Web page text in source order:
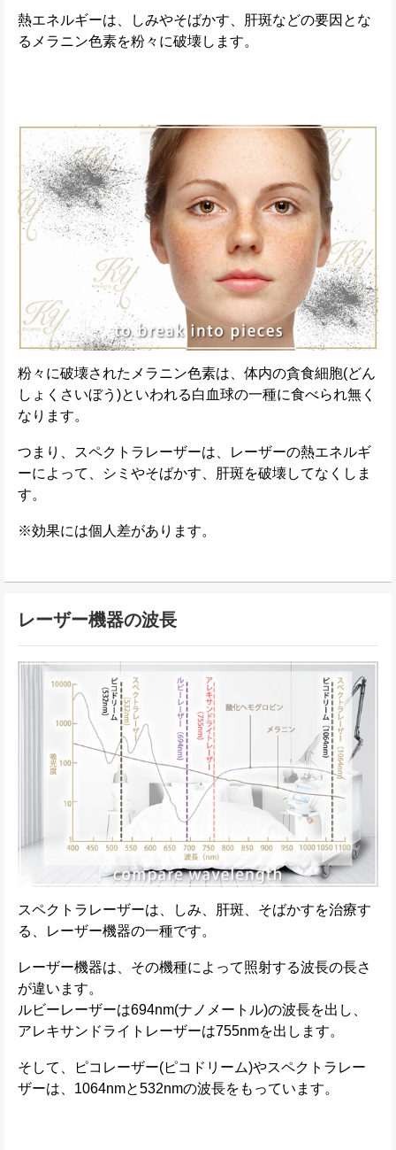
熱エネルギーは、しみやそばかす、肝斑などの要因とな
るメラニン色素を粉々に破壊します。
粉々に破壊されたメラニン色素は、体内の貪食細胞(どん
しょくさいぼう)といわれる白血球の一種に食べられ無く
なります。
つまり、スペクトラレーザーは、レーザーの熱エネルギ
ーによって、シミやそばかす、肝斑を破壊してなくしま
す。
※効果には個人差があります。
レーザー機器の波長
スペクトラレーザーは、しみ、肝斑、そばかすを治療す
る、レーザー機器の一種です。
レーザー機器は、その機種によって照射する波長の長さ
が違います。
ルビーレーザーは694nm(ナノメートル)の波長を出し、
アレキサンドライトレーザーは755nmを出します。
そして、ピコレーザー(ピコドリーム)やスペクトラレー
ザーは、1064nmと532nmの波長をもっています。